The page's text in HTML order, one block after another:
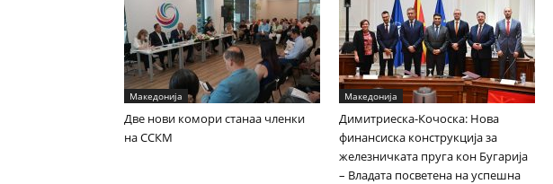
Македонија
Две нови комори станаа членки
на ССКМ
Македонија
Димитриеска-Кочоска: Нова
финансиска конструкција за
железничката пруга кон Бугарија
– Владата посветена на успешна